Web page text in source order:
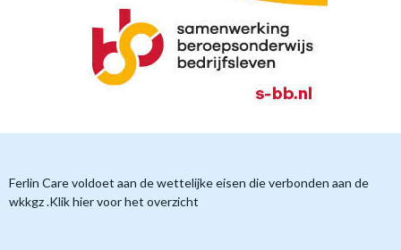
Ferlin Care voldoet aan de wettelijke eisen die verbonden aan de
wkkgz .Klik hier voor het overzicht